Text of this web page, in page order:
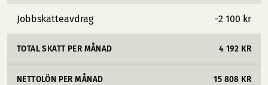
Jobbskatteavdrag −2 100 kr
TOTAL SKATT PER MÅNAD 4 192 KR
NETTOLÖN PER MÅNAD 15 808 KR